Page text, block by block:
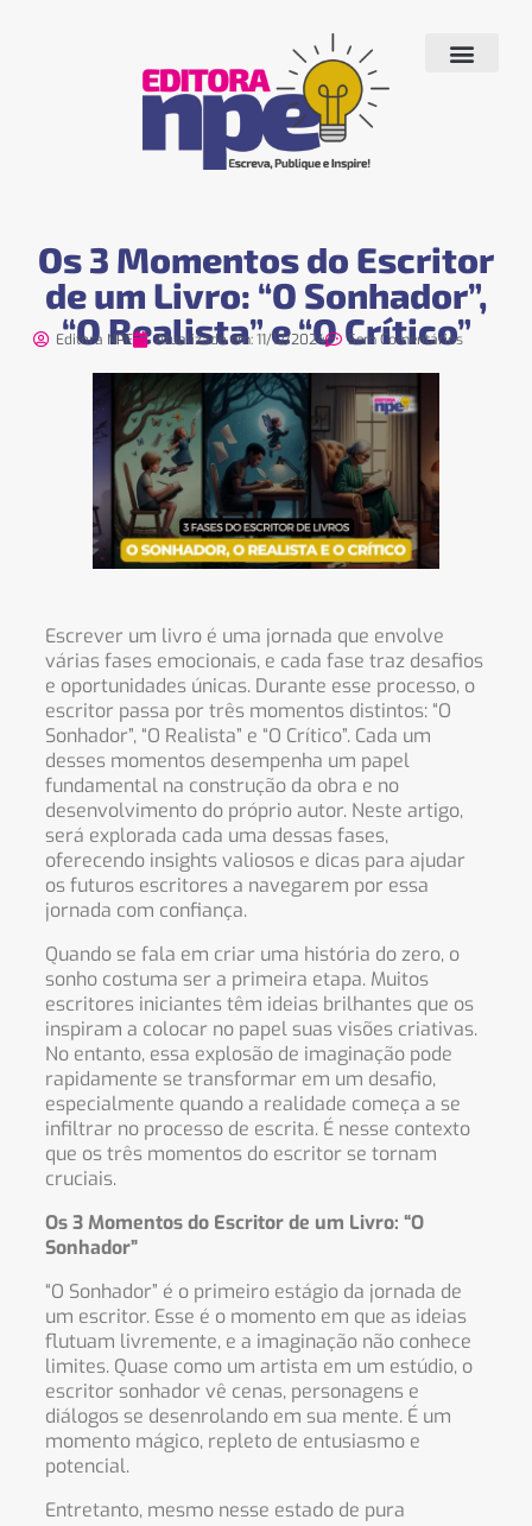
Os 3 Momentos do Escritor
de um Livro: “O Sonhador”,
“O Realista” e “O Crítico”
Editora NPE Atualizado em:11/12/2024 Sem Comentários
Escrever um livro é uma jornada que envolve
várias fases emocionais, e cada fase traz desafios
e oportunidades únicas. Durante esse processo, o
escritor passa por três momentos distintos: “O
Sonhador”, “O Realista” e “O Crítico”. Cada um
desses momentos desempenha um papel
fundamental na construção da obra e no
desenvolvimento do próprio autor. Neste artigo,
será explorada cada uma dessas fases,
oferecendo insights valiosos e dicas para ajudar
os futuros escritores a navegarem por essa
jornada com confiança.
Quando se fala em criar uma história do zero, o
sonho costuma ser a primeira etapa. Muitos
escritores iniciantes têm ideias brilhantes que os
inspiram a colocar no papel suas visões criativas.
No entanto, essa explosão de imaginação pode
rapidamente se transformar em um desafio,
especialmente quando a realidade começa a se
infiltrar no processo de escrita. É nesse contexto
que os três momentos do escritor se tornam
cruciais.
Os 3 Momentos do Escritor de um Livro: “O
Sonhador”
“O Sonhador” é o primeiro estágio da jornada de
um escritor. Esse é o momento em que as ideias
flutuam livremente, e a imaginação não conhece
limites. Quase como um artista em um estúdio, o
escritor sonhador vê cenas, personagens e
diálogos se desenrolando em sua mente. É um
momento mágico, repleto de entusiasmo e
potencial.
Entretanto, mesmo nesse estado de pura